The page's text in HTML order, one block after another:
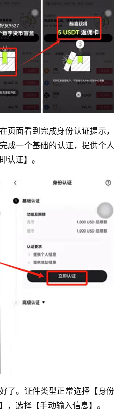
页面看到完成身份认证提示，
成一个基础的认证，提供个人
认证】。
了。证件类型正常选择【身份
，选择【手动输入信息】。